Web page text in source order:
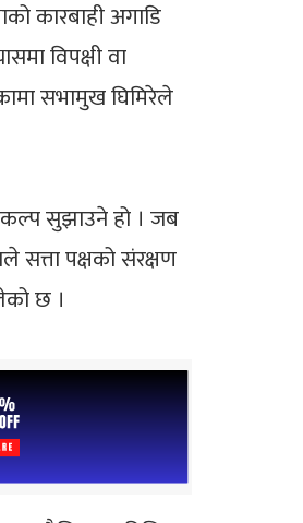
कारबाही अगाडि
विपक्षी वा
सभामुख घिमिरेले
सुझाउने हो । जब
सत्ता पक्षको संरक्षण
छ ।